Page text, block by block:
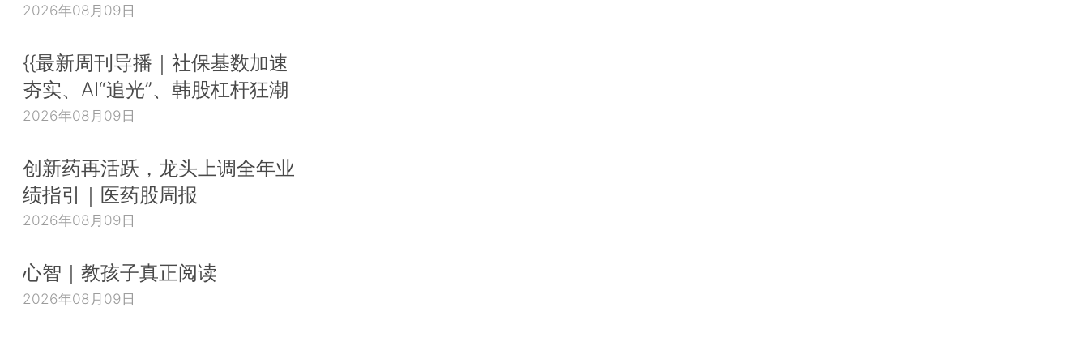
2026年08月09日
{{最新周刊导播｜社保基数加速
夯实、AI“追光”、韩股杠杆狂潮
2026年08月09日
创新药再活跃，龙头上调全年业
绩指引｜医药股周报
2026年08月09日
心智｜教孩子真正阅读
2026年08月09日